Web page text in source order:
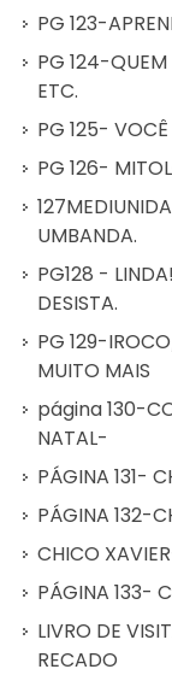
PG 123-
PG 124-
ETC.
PG 125-
PG 126-
UMBANDA.
PG128 -
DESISTA.
PG 129-
MUITO MAIS
página 130-
NATAL-
PÁGINA 131-
PÁGINA 132-
CHICO
PÁGINA 133-
LIVRO DE
RECADO